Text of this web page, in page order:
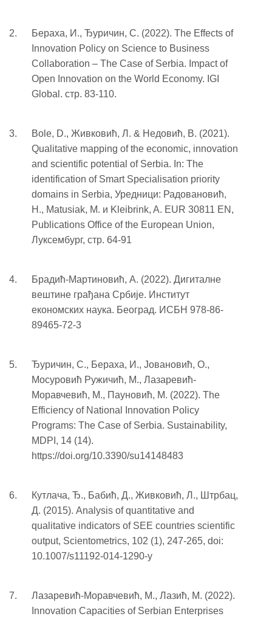
Бераха, И., Ђуричин, С. (2022). The Effects of
Innovation Policy on Science to Business
Collaboration – The Case of Serbia. Impact of
Open Innovation on the World Economy. IGI
Global. стр. 83-110.
Bole, D., Живковић, Л. & Недовић, В. (2021).
Qualitative mapping of the economic, innovation
and scientific potential of Serbia. In: The
identification of Smart Specialisation priority
domains in Serbia, Уредници: Радовановић,
Н., Matusiak, M. и Kleibrink, A. EUR 30811 EN,
Publications Office of the European Union,
Луксембург, стр. 64-91
Брадић-Мартиновић, А. (2022). Дигиталне
вештине грађана Србије. Институт
економских наука. Београд. ИСБН 978-86-
89465-72-3
Ђуричин, С., Бераха, И., Јовановић, О.,
Мосуровић Ружичић, М., Лазаревић-
Моравчевић, М., Пауновић, М. (2022). The
Efficiency of National Innovation Policy
Programs: The Case of Serbia. Sustainability,
MDPI, 14 (14).
https://doi.org/10.3390/su14148483
Кутлача, Ђ., Бабић, Д., Живковић, Л., Штрбац,
Д. (2015). Analysis of quantitative and
qualitative indicators of SEE countries scientific
output, Scientometrics, 102 (1), 247-265, doi:
10.1007/s11192-014-1290-y
Лазаревић-Моравчевић, М., Лазић, М. (2022).
Innovation Capacities of Serbian Enterprises